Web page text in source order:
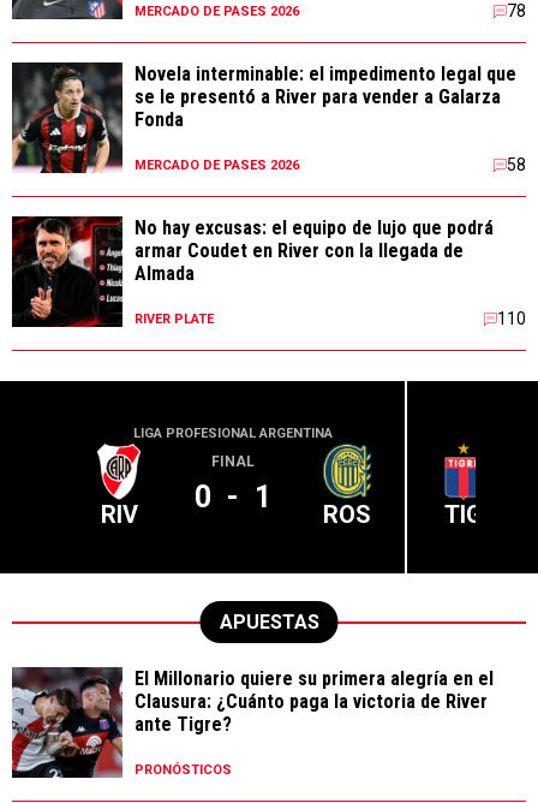
MERCADO DE PASES 2026 78
Novela interminable: el impedimento legal que
se le presentó a River para vender a Galarza
Fonda
MERCADO DE PASES 2026 58
No hay excusas: el equipo de lujo que podrá
armar Coudet en River con la llegada de
Almada
RIVER PLATE 110
LIGA PROFESIONAL ARGENTINA
RIV
FINAL
0 - 1 ROS TIG
APUESTAS
El Millonario quiere su primera alegría en el
Clausura: ¿Cuánto paga la victoria de River
ante Tigre?
PRONÓSTICOS